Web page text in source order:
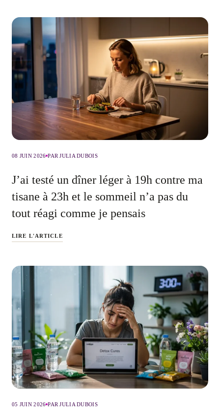
08 JUIN 2026 PAR JULIA DUBOIS
J’ai testé un dîner léger à 19h contre ma
tisane à 23h et le sommeil n’a pas du
tout réagi comme je pensais
LIRE L'ARTICLE
05 JUIN 2026 PAR JULIA DUBOIS